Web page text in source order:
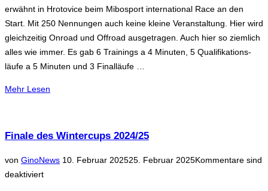
erwähnt in Hrotovice beim Mibosport international Race an den
Start. Mit 250 Nennungen auch keine kleine Veranstaltung. Hier wird
gleichzeitig Onroad und Offroad ausgetragen. Auch hier so ziemlich
alles wie immer. Es gab 6 Trainings a 4 Minuten, 5 Qualifikations-
läufe a 5 Minuten und 3 Finalläufe …
Mehr über
Race“
Lesen
Finale des Wintercups 2024/25
von GinoNewsVeröffentlicht
10. Februar 202525. Februar 2025Kommentare sind
deaktiviert